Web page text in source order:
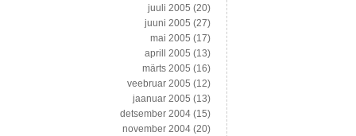
juuli 2005 (20)
juuni 2005 (27)
mai 2005 (17)
aprill 2005 (13)
märts 2005 (16)
veebruar 2005 (12)
jaanuar 2005 (13)
detsember 2004 (15)
november 2004 (20)